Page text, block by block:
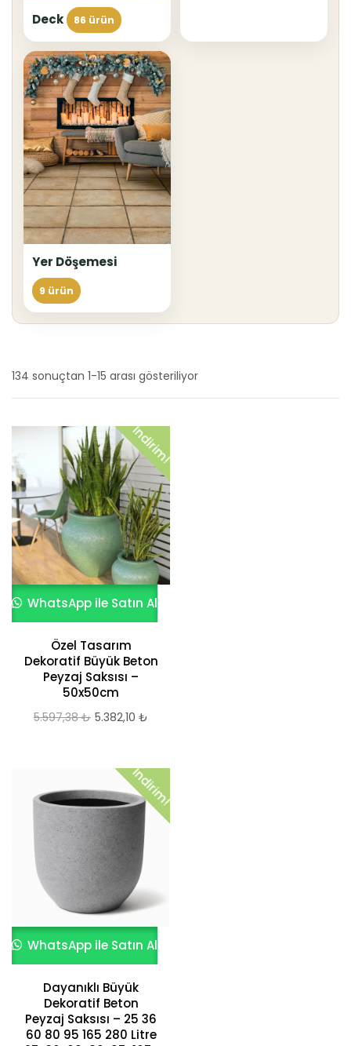
Deck 86 ürün
Yer Döşemesi
9 ürün
134 sonuçtan 1-15 arası gösteriliyor
yeniye
İndirim!
WhatsApp ile Satın Al
Özel Tasarım
Dekoratif Büyük Beton
Peyzaj Saksısı –
50x50cm
5.597,38₺ Orijinal
5.382,10 ₺
5.382,10 ₺.
İndirim!
WhatsApp ile Satın Al
Dayanıklı Büyük
Dekoratif Beton
Peyzaj Saksısı – 25 36
60 80 95 165 280 Litre